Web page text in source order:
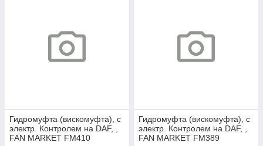
Гидромуфта (вискомуфта), с
электр. Контролем на DAF, ,
FAN MARKET FM410
Гидромуфта (вискомуфта), с
электр. Контролем на DAF, ,
FAN MARKET FM389